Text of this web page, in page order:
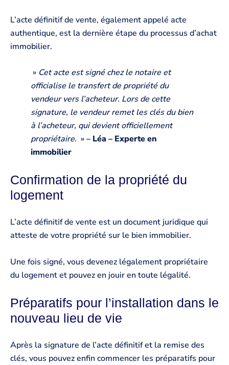
L’acte définitif de vente, également appelé acte
authentique, est la dernière étape du processus d’achat
immobilier.
» Cet acte est signé chez le notaire et
officialise le transfert de propriété du
vendeur vers l’acheteur. Lors de cette
signature, le vendeur remet les clés du bien
à l’acheteur, qui devient officiellement
propriétaire. »– Léa – Experte en
immobilier
Confirmation de la propriété du
logement
L’acte définitif de vente est un document juridique qui
atteste de votre propriété sur le bien immobilier.
Une fois signé, vous devenez légalement propriétaire
du logement et pouvez en jouir en toute légalité.
Préparatifs pour l’installation dans le
nouveau lieu de vie
Après la signature de l’acte définitif et la remise des
clés, vous pouvez enfin commencer les préparatifs pour